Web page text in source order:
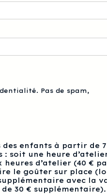
Pas de spam,
enfants à partir de
: soit une heure
d’atelier (40 €
le goûter sur place
avec la
30 € supplémentaire).